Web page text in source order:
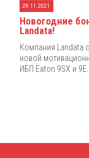
29.11.2021
Новогодние
Landata!
Компания Landata
новой
ИБП Eaton 9SX и 9E.